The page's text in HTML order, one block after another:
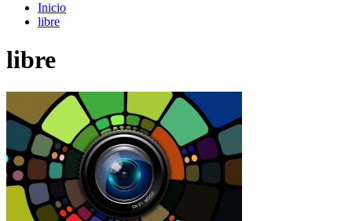
Inicio
libre
libre